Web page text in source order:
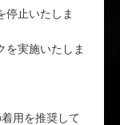
停止いたしま
を実施いたしま
用を推奨して